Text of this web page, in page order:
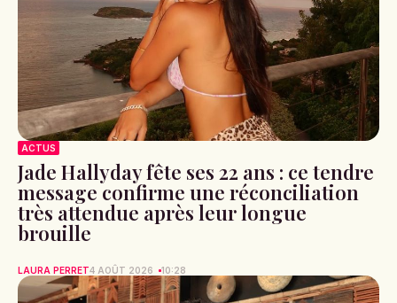
ACTUS
Jade Hallyday fête ses 22 ans : ce tendre
message confirme une réconciliation
très attendue après leur longue
brouille
LAURA PERRET4 AOÛT 2026 10:28